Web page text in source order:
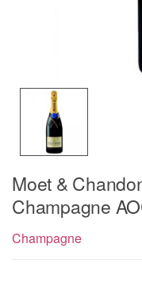
Moet &
Champagne
Champagne